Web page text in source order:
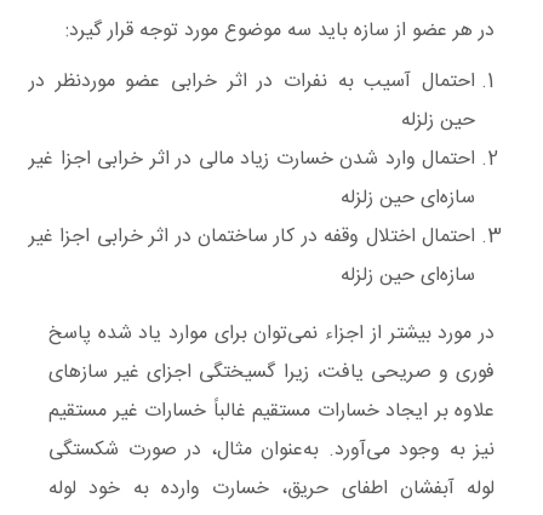
در هر عضو از سازه باید سه موضوع مورد توجه قرار گیرد:
احتمال آسیب به نفرات در اثر خرابی عضو موردنظر در
حین زلزله
احتمال وارد شدن خسارت زیاد مالی در اثر خرابی اجزا غیر
سازه‌ای حین زلزله
احتمال اختلال وقفه در کار ساختمان در اثر خرابی اجزا غیر
سازه‌ای حین زلزله
در مورد بیشتر از اجزاء نمی‌توان برای موارد یاد شده پاسخ
فوری و صریحی یافت، زیرا گسیختگی اجزای غیر سازهای
علاوه بر ایجاد خسارات مستقیم غالباً خسارات غیر مستقیم
نیز به وجود می‌آورد. به‌عنوان‌ مثال، در صورت شکستگی
لوله آبفشان اطفای حریق، خسارت وارده به خود لوله